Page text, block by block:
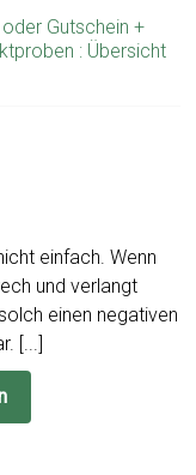
Gutschein +
: Übersicht
einfach. Wenn
und verlangt
einen negativen
[...]